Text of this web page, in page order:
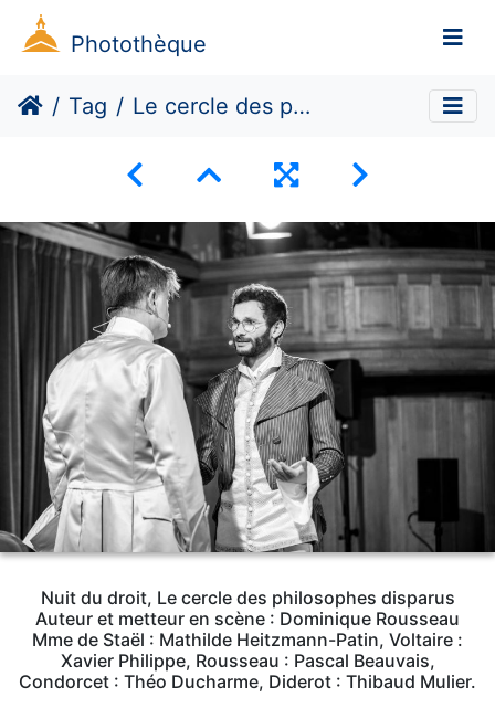
Photothèque
Tag Le cercle des philosophes disparus
Nuit du droit, Le cercle des philosophes disparus
Auteur et metteur en scène : Dominique Rousseau
Mme de Staël : Mathilde Heitzmann-Patin, Voltaire :
Xavier Philippe, Rousseau : Pascal Beauvais,
Condorcet : Théo Ducharme, Diderot : Thibaud Mulier.